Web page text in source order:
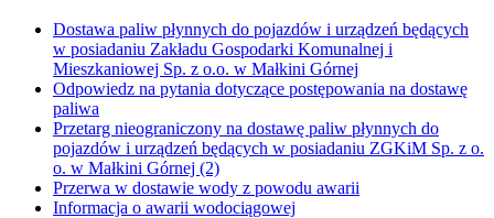
Dostawa paliw płynnych do pojazdów i urządzeń będących
w posiadaniu Zakładu Gospodarki Komunalnej i
Mieszkaniowej Sp. z o.o. w Małkini Górnej
Odpowiedz na pytania dotyczące postępowania na dostawę
paliwa
Przetarg nieograniczony na dostawę paliw płynnych do
pojazdów i urządzeń będących w posiadaniu ZGKiM Sp. z o.
o. w Małkini Górnej (2)
Przerwa w dostawie wody z powodu awarii
Informacja o awarii wodociągowej